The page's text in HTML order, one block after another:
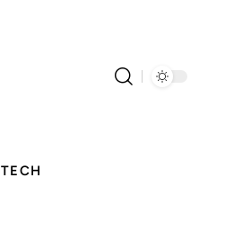
TECH